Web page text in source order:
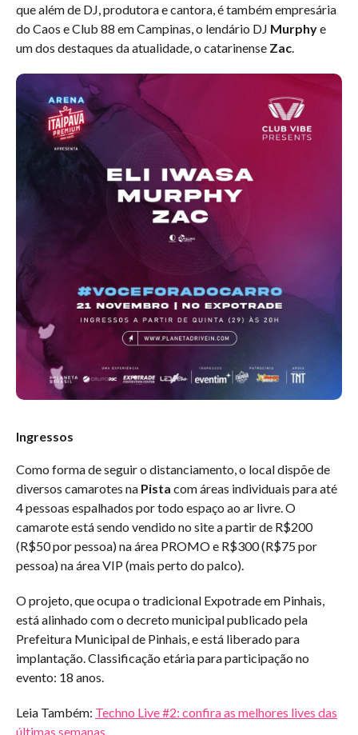
que além de DJ, produtora e cantora, é também empresária
do Caos e Club 88 em Campinas, o lendário DJ Murphye
um dos destaques da atualidade, o catarinense Zac.
Ingressos
Como forma de seguir o distanciamento, o local dispõe de
diversos camarotes na Pista com áreas individuais para até
4 pessoas espalhados por todo espaço ao ar livre. O
camarote está sendo vendido no site a partir de R$200
(R$50 por pessoa) na área PROMO e R$300 (R$75 por
pessoa) na área VIP (mais perto do palco).
O projeto, que ocupa o tradicional Expotrade em Pinhais,
está alinhado com o decreto municipal publicado pela
Prefeitura Municipal de Pinhais, e está liberado para
implantação. Classificação etária para participação no
evento: 18 anos.
Leia Também: Techno Live #2: confira as melhores lives das
últimas semanas